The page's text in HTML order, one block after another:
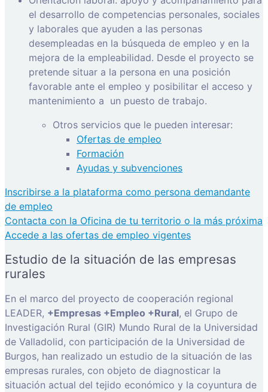
el desarrollo de competencias personales, sociales
y laborales que ayuden a las personas
desempleadas en la búsqueda de empleo y en la
mejora de la empleabilidad. Desde el proyecto se
pretende situar a la persona en una posición
favorable ante el empleo y posibilitar el acceso y
mantenimiento a un puesto de trabajo.
Otros servicios que le pueden interesar:
Ofertas de empleo
Formación
Ayudas y subvenciones
Inscribirse a la plataforma como persona demandante
de empleo
Contacta con la Oficina de tu territorio o la más próxima
Accede a las ofertas de empleo vigentes
Estudio de la situación de las empresas
rurales
En el marco del proyecto de cooperación regional
LEADER, +Empresas +Empleo +Rural, el Grupo de
Investigación Rural (GIR) Mundo Rural de la Universidad
de Valladolid, con participación de la Universidad de
Burgos, han realizado un estudio de la situación de las
empresas rurales, con objeto de diagnosticar la
situación actual del tejido económico y la coyuntura de